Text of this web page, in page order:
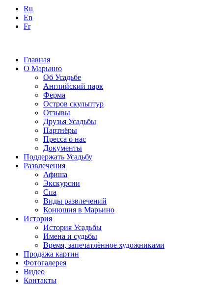
Ru
En
Fr
Главная
О Марьино
Об Усадьбе
Английский парк
Ферма
Остров скульптур
Отзывы
Друзья Усадьбы
Партнёры
Пресса о нас
Документы
Поддержать Усадьбу
Развлечения
Афиша
Экскурсии
Спа
Виды развлечений
Конюшня в Марьино
История
История Усадьбы
Имена и судьбы
Время, запечатлённое художниками
Продажа картин
Фотогалерея
Видео
Контакты